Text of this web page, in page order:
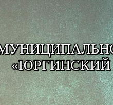
«ЮРГИНСКИЙ